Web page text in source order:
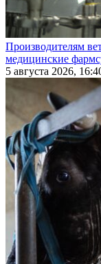
Производителям
медицинские
5 августа 2026,